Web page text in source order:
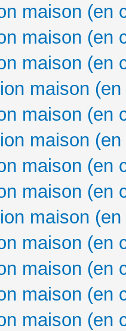
maison (en
maison (en
maison (en
maison
maison (en
maison
maison (en
maison (en
maison
maison (en
maison (en
maison (en
maison (en